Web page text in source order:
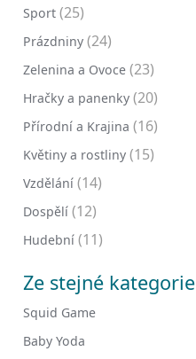
Sport (25)
Prázdniny (24)
Zelenina a Ovoce (23)
Hračky a panenky (20)
Přírodní a Krajina (16)
Květiny a rostliny (15)
Vzdělání (14)
Dospělí (12)
Hudební (11)
Ze stejné kategorie
Squid Game
Baby Yoda